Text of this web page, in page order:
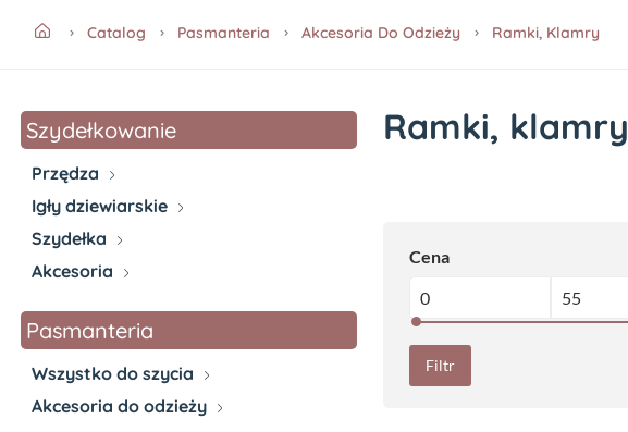
Catalog Pasmanteria Akcesoria Do Odzieży Ramki, Klamry
Szydełkowanie
Przędza
Igły dziewiarskie
Szydełka
Akcesoria
Pasmanteria
Wszystko do szycia
Akcesoria do odzieży
Ramki, klamry
Cena
Filtr